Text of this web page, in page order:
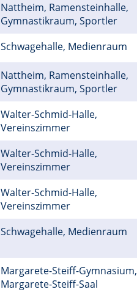
Nattheim, Ramensteinhalle,
Gymnastikraum, Sportler
Schwagehalle, Medienraum
Nattheim, Ramensteinhalle,
Gymnastikraum, Sportler
Walter-Schmid-Halle,
Vereinszimmer
Walter-Schmid-Halle,
Vereinszimmer
Walter-Schmid-Halle,
Vereinszimmer
Schwagehalle, Medienraum
Margarete-Steiff-Gymnasium,
Margarete-Steiff-Saal